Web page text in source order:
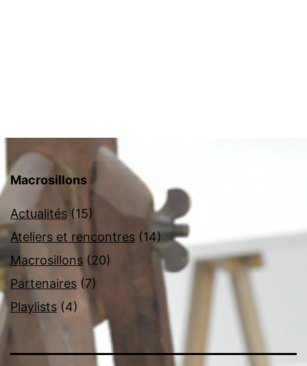
Macrosillons
Actualités(15)
Ateliers et rencontres (14)
Macrosillons (20)
Partenaires (7)
Playlists (4)